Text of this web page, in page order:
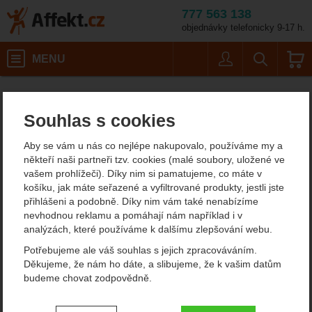
Souhlas s cookies
Aby se vám u nás co nejlépe nakupovalo, používáme my a
někteří naši partneři tzv. cookies (malé soubory, uložené ve
vašem prohlížeči). Díky nim si pamatujeme, co máte v
košíku, jak máte seřazené a vyfiltrované produkty, jestli jste
přihlášeni a podobně. Díky nim vám také nenabízíme
nevhodnou reklamu a pomáhají nám například i v
analýzách, které používáme k dalšímu zlepšování webu.
Potřebujeme ale váš souhlas s jejich zpracováváním.
Děkujeme, že nám ho dáte, a slibujeme, že k vašim datům
budeme chovat zodpovědně.
Nastavení souhlasů s kategoriemi
777 563 138
objednávky telefonicky 9-17 h.
MENU
Dámské
La Sportiva - dámské
funkční ponožky
Pro každodenní nošení, ale samozřejmě i na běhání nebo na
turistiku pro vás máme dámské funkční ponožky La Sportiva.
Zobrazit více
Filtrování podle parametrů
CENA (KČ)
NejzajímavějšíNejlevnější